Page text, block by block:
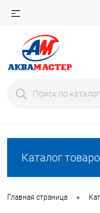
Каталог
Главная страница •